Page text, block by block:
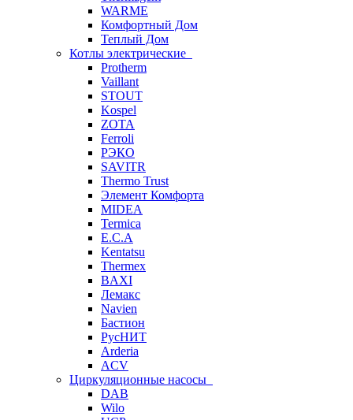
WARME
Комфортный Дом
Теплый Дом
Котлы электрические
Protherm
Vaillant
STOUT
Kospel
ZOTA
Ferroli
РЭКО
SAVITR
Thermo Trust
Элемент Комфорта
MIDEA
Termica
E.C.A
Kentatsu
Thermex
BAXI
Лемакс
Navien
Бастион
РусНИТ
Arderia
ACV
Циркуляционные насосы
DAB
Wilo